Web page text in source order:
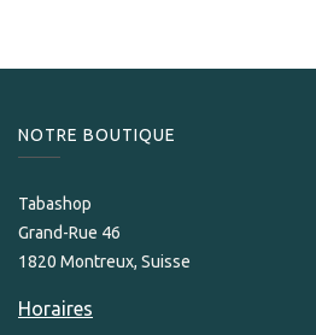
NOTRE BOUTIQUE
Tabashop
Grand-Rue 46
1820 Montreux, Suisse
Horaires